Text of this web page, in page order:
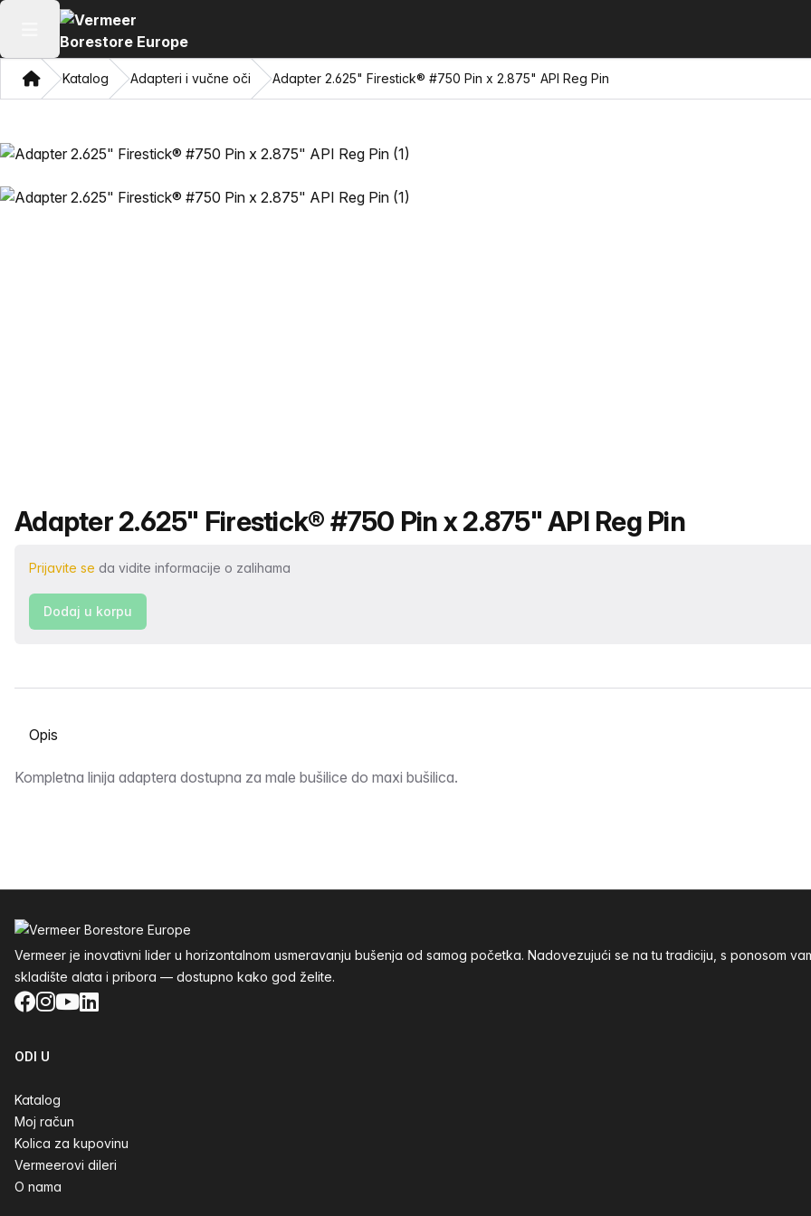
Otvori glavni meni
DomKatalog Adapteri i vučne oči Adapter 2.625" Firestick® #750 Pin x 2.875" API Reg Pin
Naziv proizvoda
Adapter 2.625" Firestick® #750 Pin x 2.875" API Reg Pin
Prijavite se da vidite informacije o zalihama
Dodaj u korpu
Odaberite karticu
Opis
Kompletna linija adaptera dostupna za male bušilice do maxi bušilica.
Vermeer je inovativni lider u horizontalnom usmeravanju bušenja od samog početka. Nadovezujući se na tu tradiciju, s ponosom
skladište alata i pribora — dostupno kako god želite.
Facebook
Instagram
YouTube
LinkedIn
ODI U
Katalog
Moj račun
Kolica za kupovinu
Vermeerovi dileri
O nama